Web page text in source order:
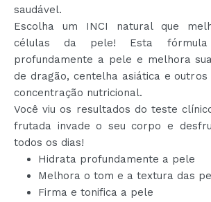
saudável.
Escolha um INCI natural que
células da pele! Esta
profundamente a pele e melhora
de dragão, centelha asiática e
concentração nutricional.
Você viu os resultados do teste
frutada invade o seu corpo e
todos os dias!
Hidrata profundamente a pele
Melhora o tom e a textura das
Firma e tonifica a pele